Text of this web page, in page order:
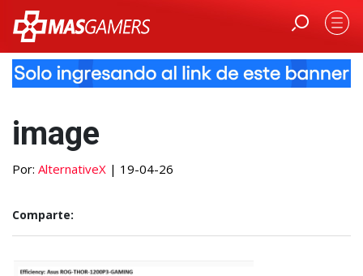
image
Por: AlternativeX | 19-04-26
Comparte: